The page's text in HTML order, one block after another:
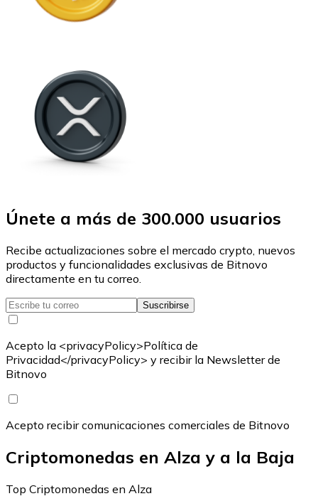
Únete a más de 300.000 usuarios
Recibe actualizaciones sobre el mercado crypto, nuevos
productos y funcionalidades exclusivas de Bitnovo
directamente en tu correo.
Suscribirse
Acepto la <privacyPolicy>Política de
Privacidad</privacyPolicy> y recibir la Newsletter de
Bitnovo
Acepto recibir comunicaciones comerciales de Bitnovo
Criptomonedas en Alza y a la Baja
Top Criptomonedas en Alza